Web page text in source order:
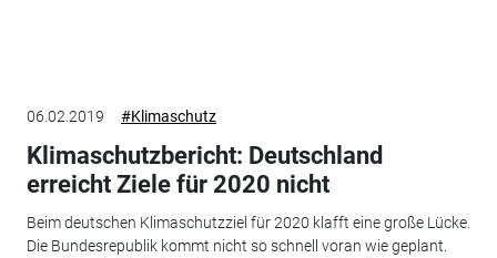
06.02.2019 #Klimaschutz
Klimaschutzbericht: Deutschland
erreicht Ziele für 2020 nicht
Beim deutschen Klimaschutzziel für 2020 klafft eine große Lücke.
Die Bundesrepublik kommt nicht so schnell voran wie geplant.